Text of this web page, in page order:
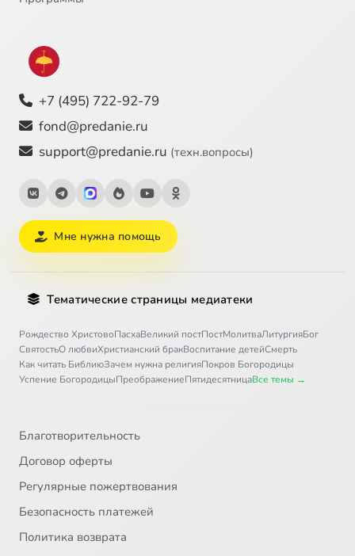
+7 (495) 722-92-79
fond@predanie.ru
support@predanie.ru (техн.вопросы)
Мне нужна помощь
Тематические страницы медиатеки
Рождество ХристовоПасхаВеликий постПостМолитваЛитургияБог
СвятостьО любвиХристианский бракВоспитание детейСмерть
Как читать БиблиюЗачем нужна религияПокров Богородицы
Успение БогородицыПреображениеПятидесятницаВсе темы →
Благотворительность
Договор оферты
Регулярные пожертвования
Безопасность платежей
Политика возврата